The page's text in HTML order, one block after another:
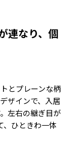
連なり、個
とプレーンな柄
ザインで、入居
左右の継ぎ目が
、ひときわ一体